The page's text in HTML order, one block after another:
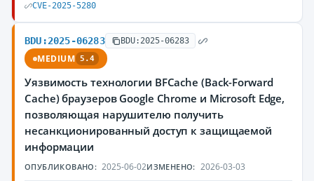
CVE-2025-5280
BDU:2025-06283 BDU:2025-06283
MEDIUM 5.4
Уязвимость технологии BFCache (Back-Forward
Cache) браузеров Google Chrome и Microsoft Edge,
позволяющая нарушителю получить
несанкционированный доступ к защищаемой
информации
ОПУБЛИКОВАНО: 2025-06-02ИЗМЕНЕНО: 2026-03-03